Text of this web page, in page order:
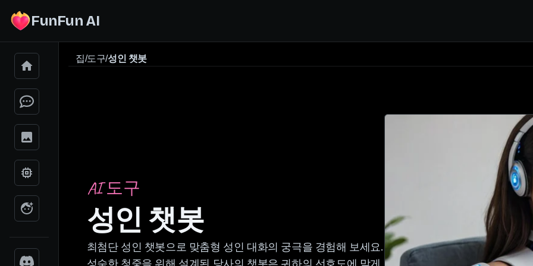
FunFun AI
집/도구/성인 챗봇
AI 도구
성인 챗봇
최첨단 성인 챗봇으로 맞춤형 성인 대화의 궁극을 경험해 보세요.
성숙한 청중을 위해 설계된 당사의 챗봇은 귀하의 선호도에 맞게